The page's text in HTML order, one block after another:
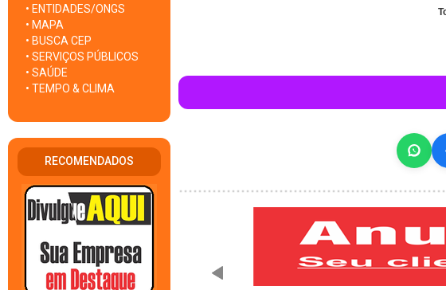
• ENTIDADES/ONGS
• MAPA
• BUSCA CEP
• SERVIÇOS PÚBLICOS
• SAÚDE
• TEMPO & CLIMA
RECOMENDADOS